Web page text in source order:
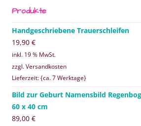
Produkte
Handgeschriebene Trauerschleifen
19,90 €
inkl. 19 % MwSt.
zzgl. Versandkosten
Lieferzeit: {ca. 7 Werktage}
Bild zur Geburt Namensbild
60 x 40 cm
89,00 €